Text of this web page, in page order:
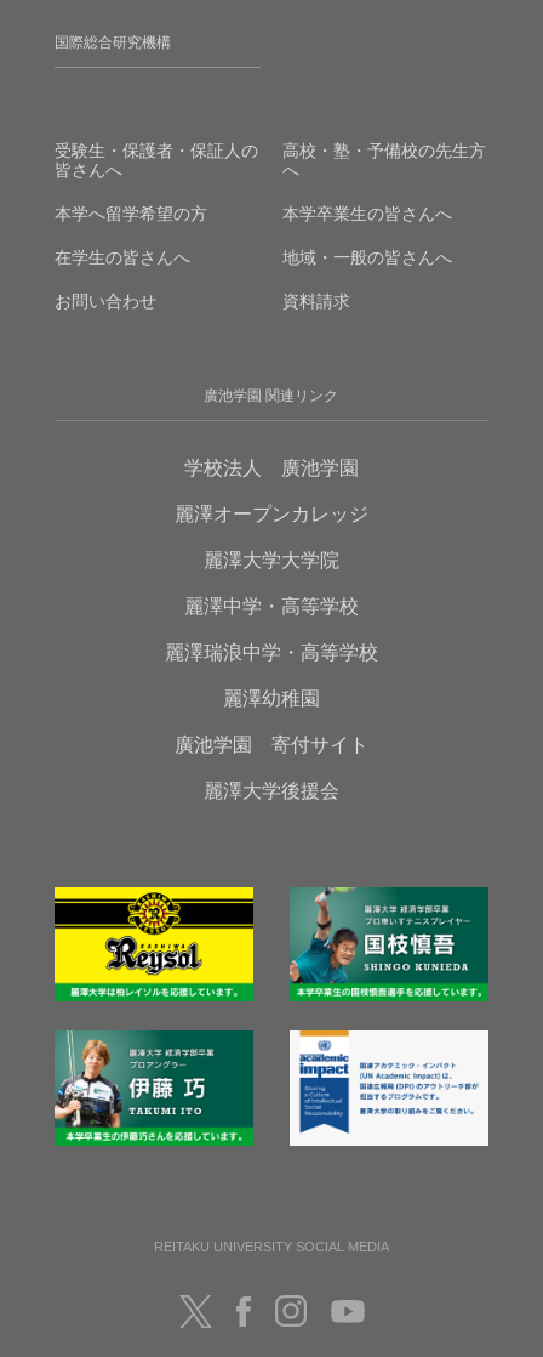
国際総合研究機構
受験生・保護者・保証人の
皆さんへ
高校・塾・予備校の先生方
へ
本学へ留学希望の方 本学卒業生の皆さんへ
在学生の皆さんへ 地域・一般の皆さんへ
お問い合わせ 資料請求
廣池学園 関連リンク
学校法人 廣池学園
麗澤オープンカレッジ
麗澤大学大学院
麗澤中学・高等学校
麗澤瑞浪中学・高等学校
麗澤幼稚園
廣池学園 寄付サイト
麗澤大学後援会
REITAKU UNIVERSITY SOCIAL MEDIA